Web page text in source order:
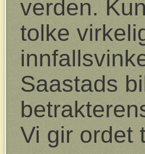
verden.
tolke
Saastads
Vi gir ordet